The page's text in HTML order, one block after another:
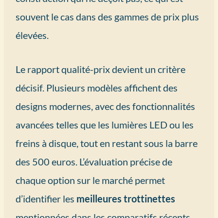
souvent le cas dans des gammes de prix plus
élevées.
Le rapport qualité-prix devient un critère
décisif. Plusieurs modèles affichent des
designs modernes, avec des fonctionnalités
avancées telles que les lumières LED ou les
freins à disque, tout en restant sous la barre
des 500 euros. L’évaluation précise de
chaque option sur le marché permet
d’identifier les meilleures trottinettes